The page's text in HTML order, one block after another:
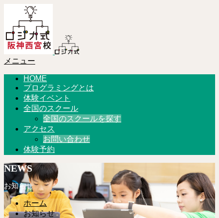
メニュー
HOME
プログラミングとは
体験イベント
全国のスクール
全国のスクールを探す
アクセス
お問い合わせ
体験予約
NEWS
お知らせ
ホーム
お知らせ